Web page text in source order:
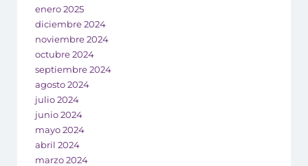
enero 2025
diciembre 2024
noviembre 2024
octubre 2024
septiembre 2024
agosto 2024
julio 2024
junio 2024
mayo 2024
abril 2024
marzo 2024